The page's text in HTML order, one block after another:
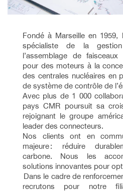
Fondé à Marseille en
spécialiste de la
l’assemblage de
pour des moteurs à la
des centrales nucléaires en
de système de contrôle de
Avec plus de 1 000
pays CMR poursuit sa
rejoignant le groupe
leader des connecteurs.
Nos clients ont en
majeure : réduire
carbone. Nous les
solutions innovantes pour
Dans le cadre de
recrutons pour notre